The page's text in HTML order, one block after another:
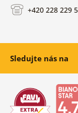
+420 228 229
Sledujte nás na